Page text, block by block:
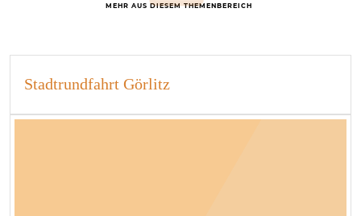
MEHR AUS DIESEM THEMENBEREICH
Stadtrundfahrt Görlitz